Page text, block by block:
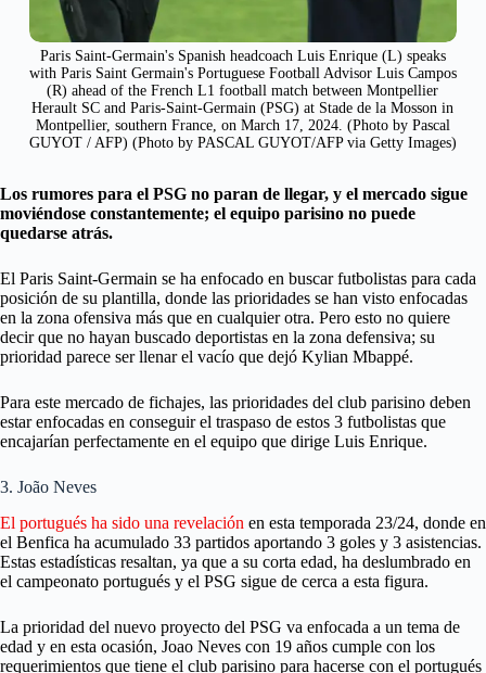
Paris Saint-Germain's Spanish headcoach Luis Enrique (L) speaks
with Paris Saint Germain's Portuguese Football Advisor Luis Campos
(R) ahead of the French L1 football match between Montpellier
Herault SC and Paris-Saint-Germain (PSG) at Stade de la Mosson in
Montpellier, southern France, on March 17, 2024. (Photo by Pascal
GUYOT / AFP) (Photo by PASCAL GUYOT/AFP via Getty Images)
Los rumores para el PSG no paran de llegar, y el mercado sigue
moviéndose constantemente; el equipo parisino no puede
quedarse atrás.
El Paris Saint-Germain se ha enfocado en buscar futbolistas para cada
posición de su plantilla, donde las prioridades se han visto enfocadas
en la zona ofensiva más que en cualquier otra. Pero esto no quiere
decir que no hayan buscado deportistas en la zona defensiva; su
prioridad parece ser llenar el vacío que dejó Kylian Mbappé.
Para este mercado de fichajes, las prioridades del club parisino deben
estar enfocadas en conseguir el traspaso de estos 3 futbolistas que
encajarían perfectamente en el equipo que dirige Luis Enrique.
3. João Neves
El portugués ha sido una revelación en esta temporada 23/24, donde en
el Benfica ha acumulado 33 partidos aportando 3 goles y 3 asistencias.
Estas estadísticas resaltan, ya que a su corta edad, ha deslumbrado en
el campeonato portugués y el PSG sigue de cerca a esta figura.
La prioridad del nuevo proyecto del PSG va enfocada a un tema de
edad y en esta ocasión, Joao Neves con 19 años cumple con los
requerimientos que tiene el club parisino para hacerse con el portugués